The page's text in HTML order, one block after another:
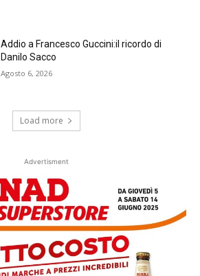
Addio a Francesco Guccini:il ricordo di
Danilo Sacco
Agosto 6, 2026
Load more
Advertisment